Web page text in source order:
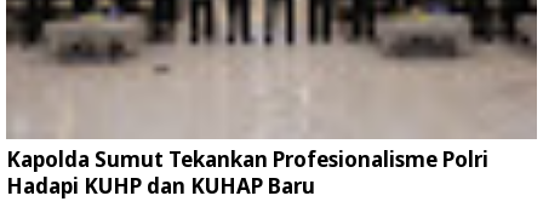
Kapolda Sumut Tekankan Profesionalisme Polri
Hadapi KUHP dan KUHAP Baru